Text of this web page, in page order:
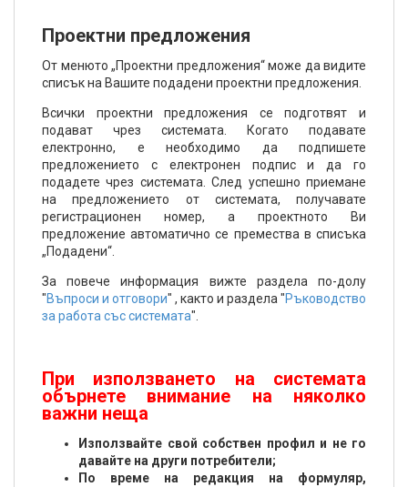
Проектни предложения
От менюто „Проектни предложения“ може да видите
списък на Вашите подадени проектни предложения.
Всички проектни предложения се подготвят и
подават чрез системата. Когато подавате
електронно, е необходимо да подпишете
предложението с електронен подпис и да го
подадете чрез системата. След успешно приемане
на предложението от системата, получавате
регистрационен номер, а проектното Ви
предложение автоматично се премества в списъка
„Подадени“.
За повече информация вижте раздела по-долу
"Въпроси и отговори" , както и раздела "Ръководство
за работа със системата".
При използването на системата
обърнете внимание на няколко
важни неща
Използвайте свой собствен профил и не го
давайте на други потребители;
По време на редакция на формуляр,